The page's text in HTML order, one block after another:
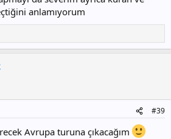
anlamıyorum
#39
Avrupa turuna çıkacağım